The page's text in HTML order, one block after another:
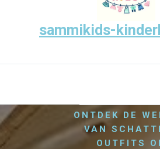
sammikids-
ONTDEK DE
VAN
OUTFITS